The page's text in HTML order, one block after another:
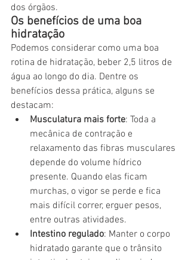
dos órgãos.
Os benefícios de uma boa
hidratação
Podemos considerar como uma boa
rotina de hidratação, beber 2,5 litros de
água ao longo do dia. Dentre os
benefícios dessa prática, alguns se
destacam:
Musculatura mais forte: Toda a
mecânica de contração e
relaxamento das fibras musculares
depende do volume hídrico
presente. Quando elas ficam
murchas, o vigor se perde e fica
mais difícil correr, erguer pesos,
entre outras atividades.
Intestino regulado: Manter o corpo
hidratado garante que o trânsito